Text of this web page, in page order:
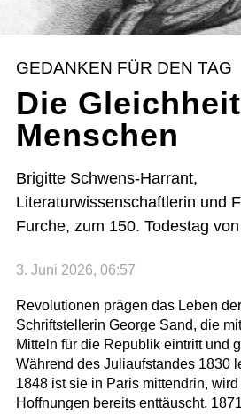
GEDANKEN FÜR DEN TAG
Die
Menschen
Brigitte Schwens-Harrant,
Literaturwissenschaftlerin und
Furche, zum 150. Todestag
3. Juni 2026, 06:57
Revolutionen prägen das Leben
Schriftstellerin George Sand, die
Mitteln für die Republik eintritt und
Während des Juliaufstandes 1830
1848 ist sie in Paris mittendrin,
Hoffnungen bereits enttäuscht.